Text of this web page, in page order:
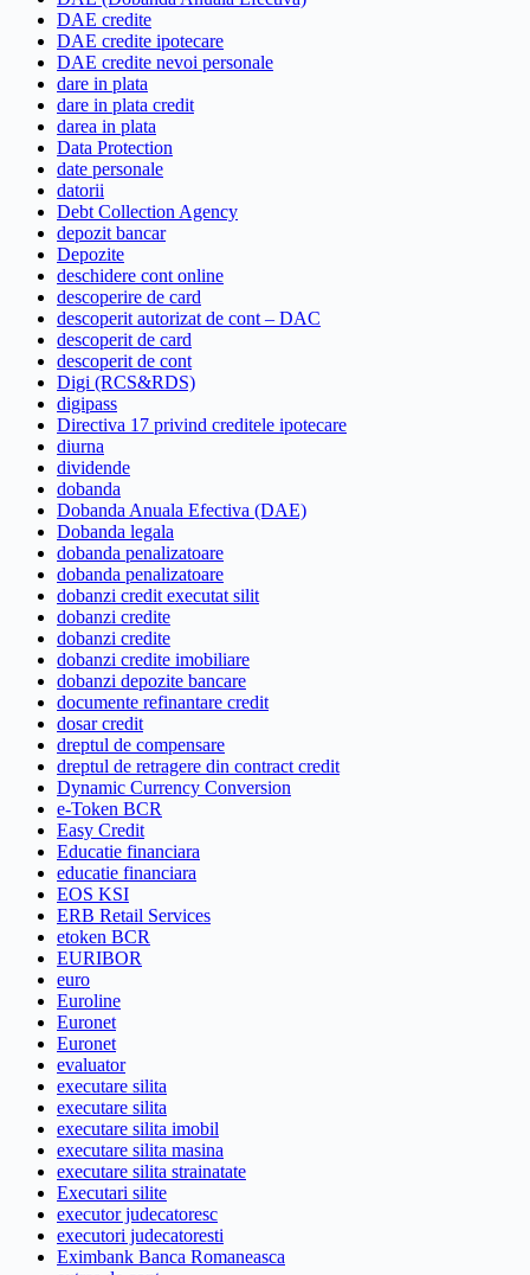
DAE credite
DAE credite ipotecare
DAE credite nevoi personale
dare in plata
dare in plata credit
darea in plata
Data Protection
date personale
datorii
Debt Collection Agency
depozit bancar
Depozite
deschidere cont online
descoperire de card
descoperit autorizat de cont – DAC
descoperit de card
descoperit de cont
Digi (RCS&RDS)
digipass
Directiva 17 privind creditele ipotecare
diurna
dividende
dobanda
Dobanda Anuala Efectiva (DAE)
Dobanda legala
dobanda penalizatoare
dobanda penalizatoare
dobanzi credit executat silit
dobanzi credite
dobanzi credite
dobanzi credite imobiliare
dobanzi depozite bancare
documente refinantare credit
dosar credit
dreptul de compensare
dreptul de retragere din contract credit
Dynamic Currency Conversion
e-Token BCR
Easy Credit
Educatie financiara
educatie financiara
EOS KSI
ERB Retail Services
etoken BCR
EURIBOR
euro
Euroline
Euronet
Euronet
evaluator
executare silita
executare silita
executare silita imobil
executare silita masina
executare silita strainatate
Executari silite
executor judecatoresc
executori judecatoresti
Eximbank Banca Romaneasca